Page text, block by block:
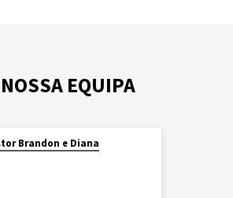
EQUIPA
Brandon e Diana